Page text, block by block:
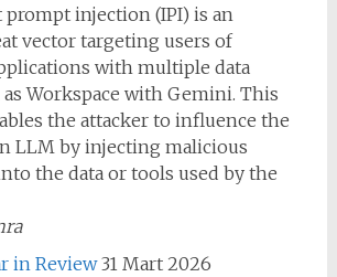
injection (IPI) is an
vector targeting users of
with multiple data
as Workspace with Gemini. This
the attacker to influence the
LLM by injecting malicious
the data or tools used by the
in Review 31 Mart 2026